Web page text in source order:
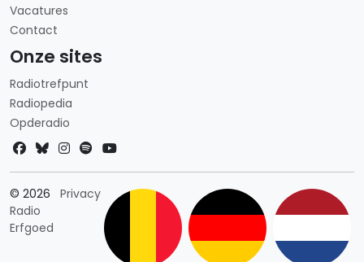
Vacatures
Contact
Onze sites
Radiotrefpunt
Radiopedia
Opderadio
© 2026
Radio
Erfgoed
PrivacyLandkeuze